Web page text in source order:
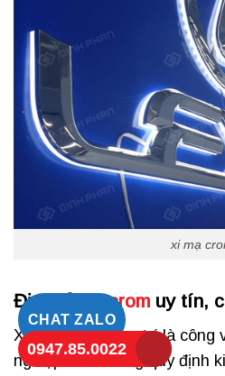
CHAT ZALO
0947.85.0022
xi mạ
Địa chỉ mạ crom uy tín,
Xi Mạ crom trang trí là công
nghiệp. Có những quy định